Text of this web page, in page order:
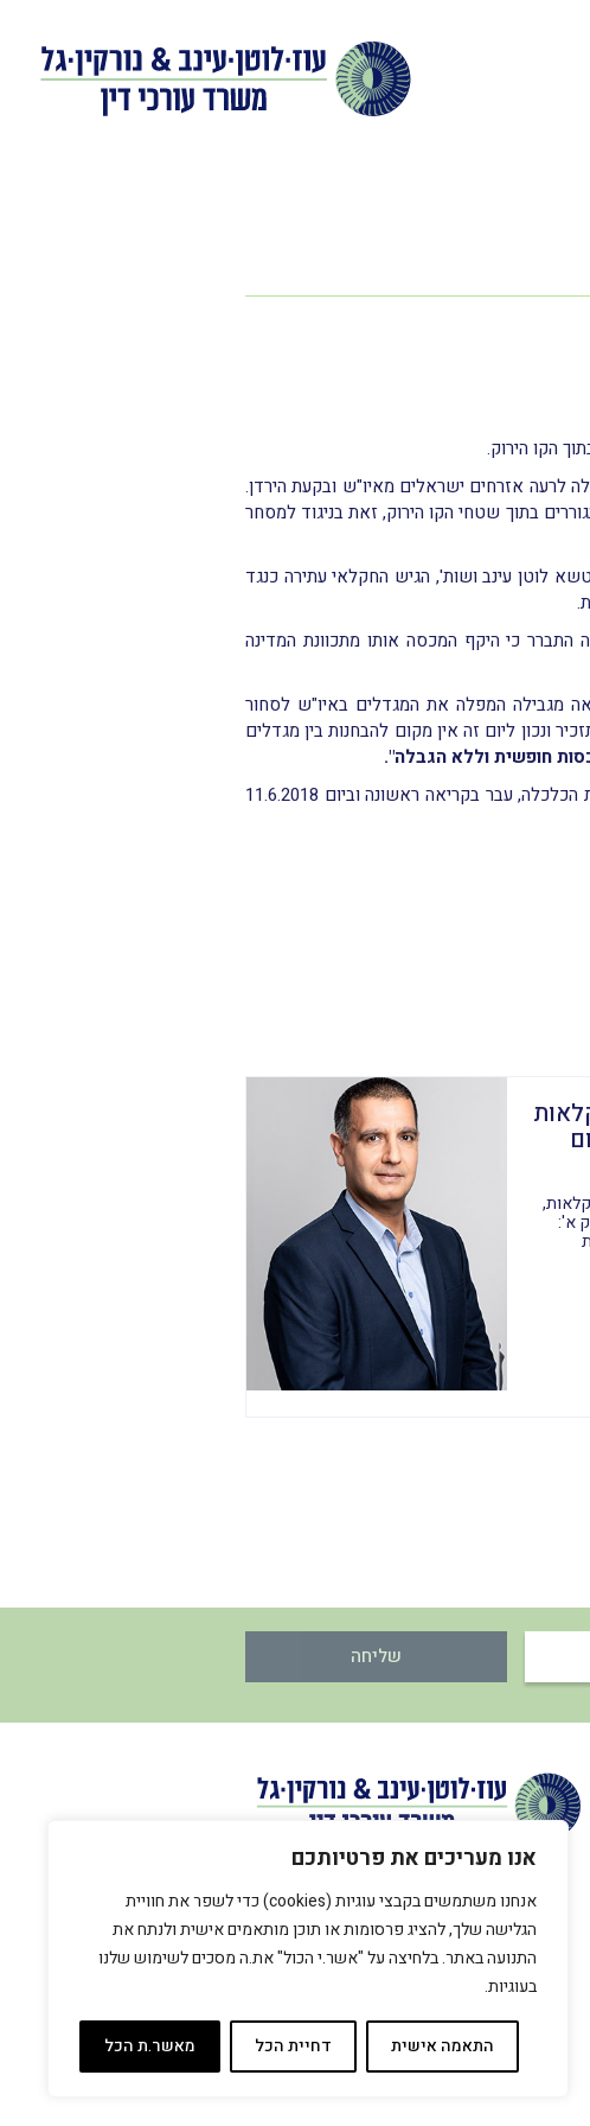
אנו מעריכים את פרטיותכם
אנחנו משתמשים בקבצי עוגיות (cookies) כדי לשפר את חוויית
הגלישה שלך, להציג פרסומות או תוכן מותאמים אישית ולנתח את
התנועה באתר. בלחיצה על "אשר.י הכול" את.ה מסכים לשימוש שלנו
בעוגיות.
התאמה אישית דחיית הכל מאשר.ת הכל
הקו הירוק.
הפלה לרעה אזרחים ישראלים מאיו"ש ובקעת הירדן.
בתוך שטחי הקו הירוק, זאת בניגוד למסחר
בטשא לוטן עינב ושות', הגיש החקלאי עתירה כנגד
כי היקף המכסה אותו מתכוונת המדינה
מגבילה המפלה את המגדלים באיו"ש לסחור
ונכון ליום זה אין מקום להבחנות בין מגדלים
חופשית וללא הגבלה".
לאור זאת, תיקנה המדינה את נוסח ההצעה כך שהחוק לא יכיל הגבלות על מסחר כאמור. התיקון אושר בועדת הכלכלה, עבר בקריאה ראשונה וביום 11.6.2018
פרק א':
שליחה